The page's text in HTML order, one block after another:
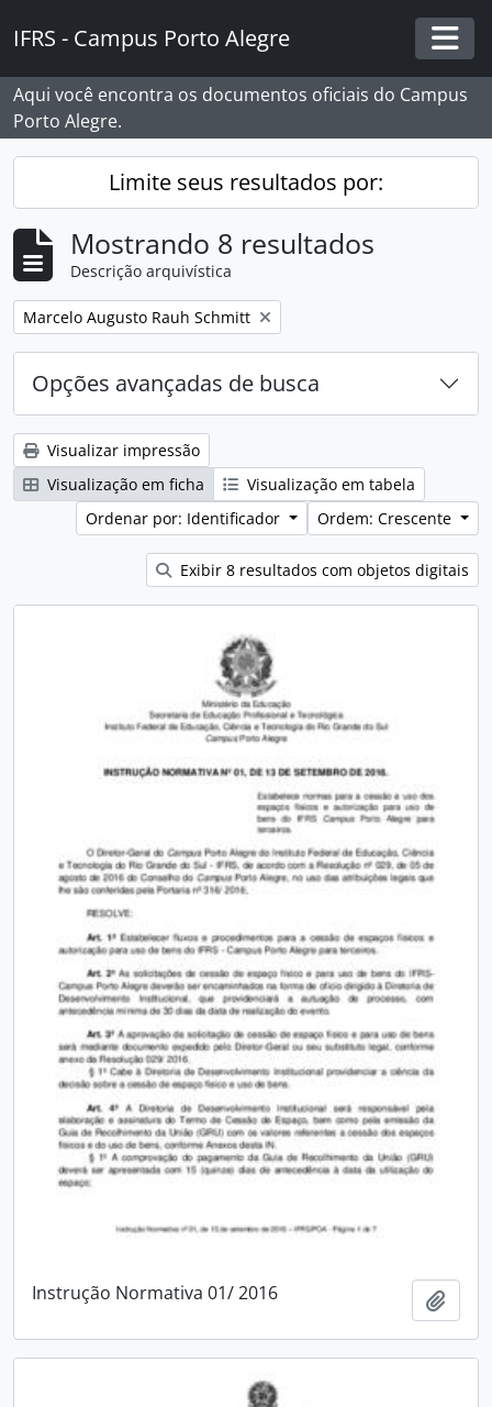
IFRS - Campus Porto Alegre
Aqui você encontra os documentos oficiais do Campus
Porto Alegre.
Limite seus resultados por:
Mostrando 8 resultados
Descrição arquivística
Remover filtro:
Marcelo Augusto Rauh Schmitt
Opções avançadas de busca
Visualizar impressão
Visualização em ficha
Visualização em tabela
Ordenar por: Identificador
Ordem: Crescente
Exibir 8 resultados com objetos digitais
Instrução Normativa 01/ 2016